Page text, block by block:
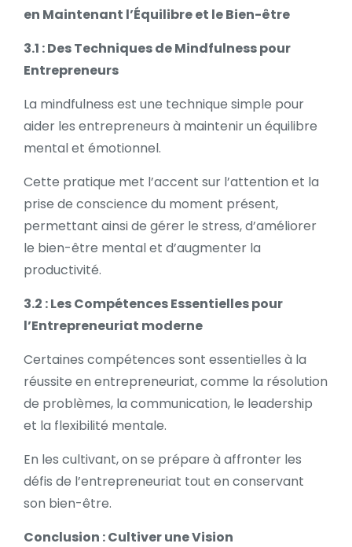
en Maintenant l’Équilibre et le Bien-être
3.1 : Des Techniques de Mindfulness pour
Entrepreneurs
La mindfulness est une technique simple pour
aider les entrepreneurs à maintenir un équilibre
mental et émotionnel.
Cette pratique met l’accent sur l’attention et la
prise de conscience du moment présent,
permettant ainsi de gérer le stress, d’améliorer
le bien-être mental et d’augmenter la
productivité.
3.2 : Les Compétences Essentielles pour
l’Entrepreneuriat moderne
Certaines compétences sont essentielles à la
réussite en entrepreneuriat, comme la résolution
de problèmes, la communication, le leadership
et la flexibilité mentale.
En les cultivant, on se prépare à affronter les
défis de l’entrepreneuriat tout en conservant
son bien-être.
Conclusion : Cultiver une Vision